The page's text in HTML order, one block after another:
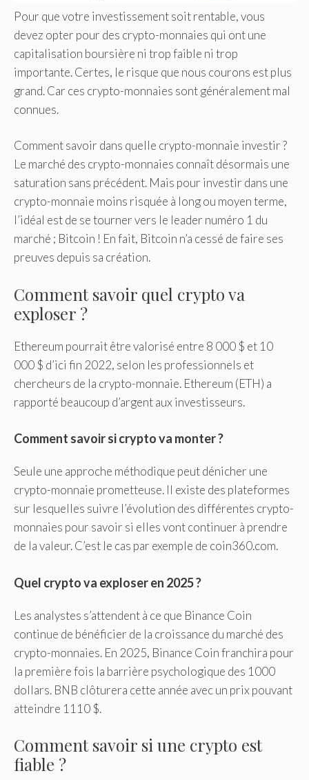
Pour que votre investissement soit rentable, vous
devez opter pour des crypto-monnaies qui ont une
capitalisation boursière ni trop faible ni trop
importante. Certes, le risque que nous courons est plus
grand. Car ces crypto-monnaies sont généralement mal
connues.
Comment savoir dans quelle crypto-monnaie investir ?
Le marché des crypto-monnaies connaît désormais une
saturation sans précédent. Mais pour investir dans une
crypto-monnaie moins risquée à long ou moyen terme,
l’idéal est de se tourner vers le leader numéro 1 du
marché ; Bitcoin ! En fait, Bitcoin n’a cessé de faire ses
preuves depuis sa création.
Comment savoir quel crypto va
exploser ?
Ethereum pourrait être valorisé entre 8 000 $ et 10
000 $ d’ici fin 2022, selon les professionnels et
chercheurs de la crypto-monnaie. Ethereum (ETH) a
rapporté beaucoup d’argent aux investisseurs.
Comment savoir si crypto va monter ?
Seule une approche méthodique peut dénicher une
crypto-monnaie prometteuse. Il existe des plateformes
sur lesquelles suivre l’évolution des différentes crypto-
monnaies pour savoir si elles vont continuer à prendre
de la valeur. C’est le cas par exemple de coin360.com.
Quel crypto va exploser en 2025 ?
Les analystes s’attendent à ce que Binance Coin
continue de bénéficier de la croissance du marché des
crypto-monnaies. En 2025, Binance Coin franchira pour
la première fois la barrière psychologique des 1000
dollars. BNB clôturera cette année avec un prix pouvant
atteindre 1110 $.
Comment savoir si une crypto est
fiable ?